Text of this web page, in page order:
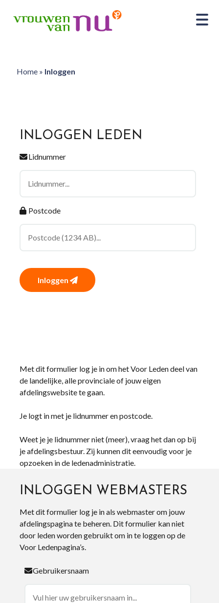
Home» Inloggen
INLOGGEN LEDEN
Lidnummer
Postcode
Inloggen
Met dit formulier log je in om het Voor Leden deel van
de landelijke, alle provinciale of jouw eigen
afdelingswebsite te gaan.
Je logt in met je lidnummer en postcode.
Weet je je lidnummer niet (meer), vraag het dan op bij
je afdelingsbestuur. Zij kunnen dit eenvoudig voor je
opzoeken in de ledenadministratie.
INLOGGEN WEBMASTERS
Met dit formulier log je in als webmaster om jouw
afdelingspagina te beheren. Dit formulier kan niet
door leden worden gebruikt om in te loggen op de
Voor Ledenpagina’s.
Gebruikersnaam